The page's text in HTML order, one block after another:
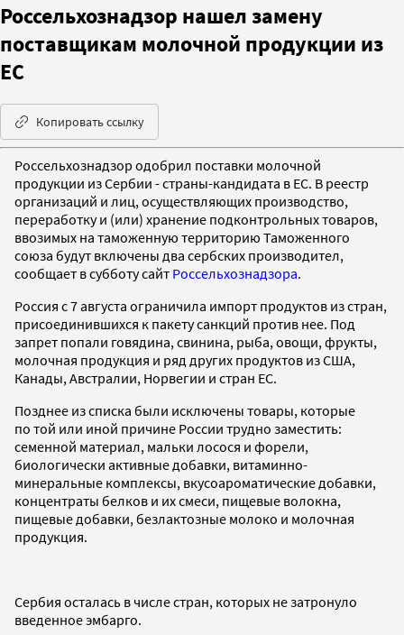
Россельхознадзор нашел замену
поставщикам молочной продукции из
ЕС
Копировать ссылку
Россельхознадзор одобрил поставки молочной
продукции из Сербии - страны-кандидата в ЕС. В реестр
организаций и лиц, осуществляющих производство,
переработку и (или) хранение подконтрольных товаров,
ввозимых на таможенную территорию Таможенного
союза будут включены два сербских производител,
сообщает в субботу сайт Россельхознадзора.
Россия с 7 августа ограничила импорт продуктов из стран,
присоединившихся к пакету санкций против нее. Под
запрет попали говядина, свинина, рыба, овощи, фрукты,
молочная продукция и ряд других продуктов из США,
Канады, Австралии, Норвегии и стран ЕС.
Позднее из списка были исключены товары, которые
по той или иной причине России трудно заместить:
семенной материал, мальки лосося и форели,
биологически активные добавки, витаминно-
минеральные комплексы, вкусоароматические добавки,
концентраты белков и их смеси, пищевые волокна,
пищевые добавки, безлактозные молоко и молочная
продукция.
Сербия осталась в числе стран, которых не затронуло
введенное эмбарго.